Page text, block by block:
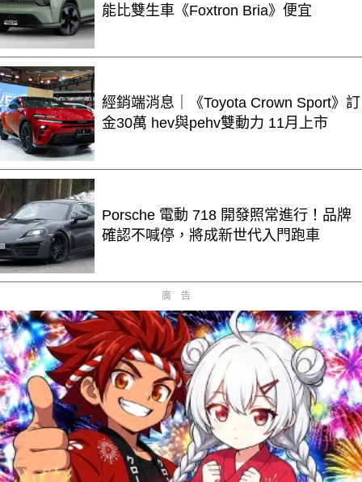
能比雙生車《Foxtron Bria》便宜
經銷端消息｜《Toyota Crown Sport》訂
金30萬 hev與pehv雙動力 11月上市
Porsche 電動 718 開發照常進行！品牌
確認不喊停，將成新世代入門跑車
廣告